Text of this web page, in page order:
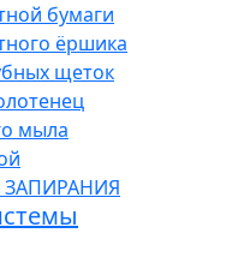
бумаги
ёршика
щеток
мыла